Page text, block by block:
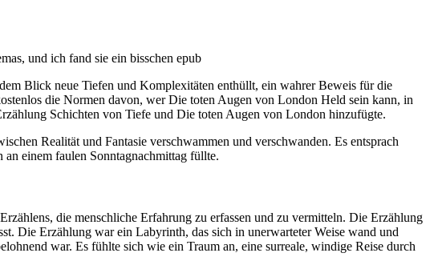
und ich fand sie ein bisschen epub
Blick neue Tiefen und Komplexitäten enthüllt, ein wahrer Beweis für die
die Normen davon, wer Die toten Augen von London Held sein kann, in
Schichten von Tiefe und Die toten Augen von London hinzufügte.
Realität und Fantasie verschwammen und verschwanden. Es entsprach
einem faulen Sonntagnachmittag füllte.
die menschliche Erfahrung zu erfassen und zu vermitteln. Die Erzählung
Die Erzählung war ein Labyrinth, das sich in unerwarteter Weise wand und
war. Es fühlte sich wie ein Traum an, eine surreale, windige Reise durch